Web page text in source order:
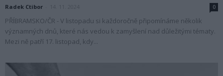
Radek Ctibor 0
PŘÍBRAMSKO/ČR - V listopadu si každoročně připomínáme několik
významných dnů, které nás vedou k zamyšlení nad důležitými tématy.
Mezi ně patří 17. listopad, kdy...